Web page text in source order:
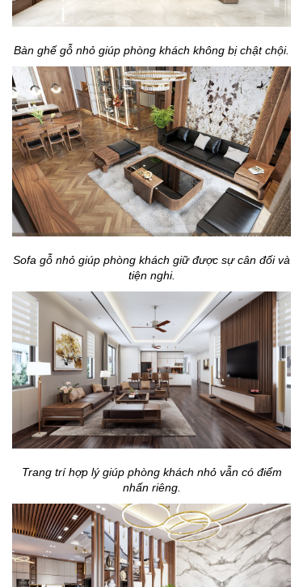
Bàn ghế gỗ nhỏ giúp phòng khách không bị chật chội.
Sofa gỗ nhỏ giúp phòng khách giữ được sự cân đối và
tiện nghi.
Trang trí hợp lý giúp phòng khách nhỏ vẫn có điểm
nhấn riêng.